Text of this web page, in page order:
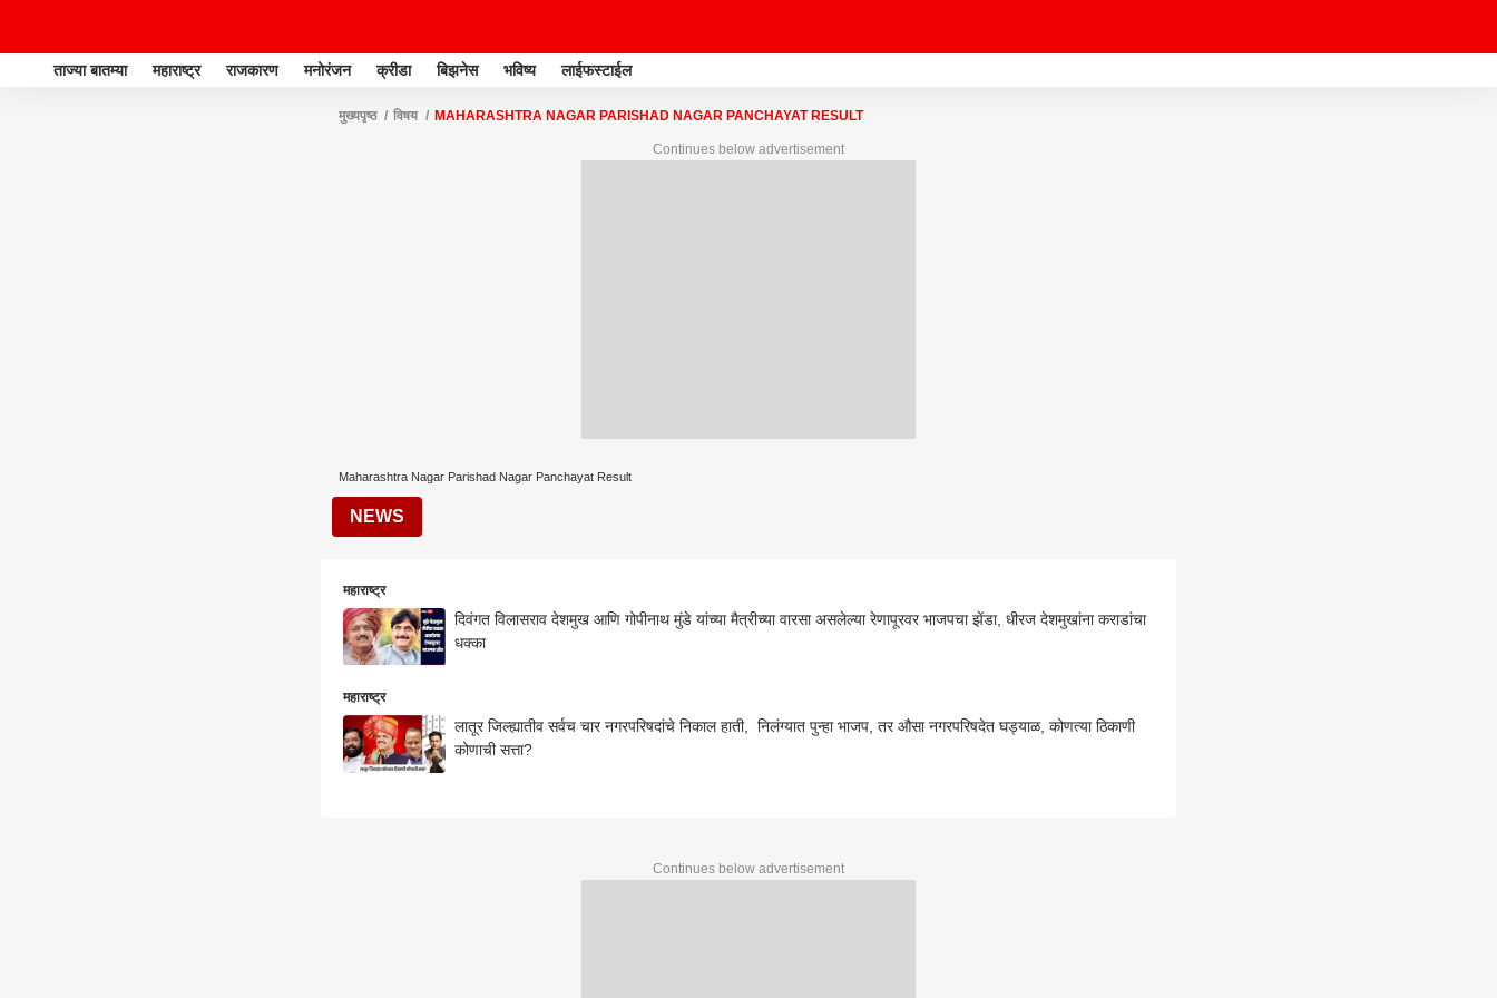
ताज्या बातम्या महाराष्ट्र राजकारण मनोरंजन क्रीडा बिझनेस भविष्य लाईफस्टाईल
मुख्यपृष्ठ विषय MAHARASHTRA NAGAR PARISHAD NAGAR PANCHAYAT RESULT
Continues below advertisement
Maharashtra Nagar Parishad Nagar Panchayat Result
NEWS
महाराष्ट्र
दिवंगत विलासराव देशमुख आणि गोपीनाथ मुंडे यांच्या मैत्रीच्या वारसा असलेल्या रेणापूरवर भाजपचा झेंडा, धीरज देशमुखांना कराडांचा
धक्का
महाराष्ट्र
लातूर जिल्ह्यातीव सर्वच चार नगरपरिषदांचे निकाल हाती, निलंग्यात पुन्हा भाजप, तर औसा नगरपरिषदेत घड्याळ, कोणत्या ठिकाणी
कोणाची सत्ता?
Continues below advertisement